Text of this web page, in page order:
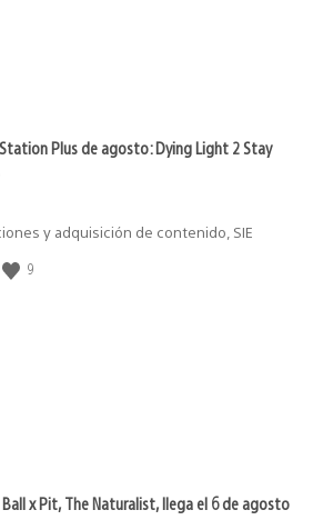
Plus de agosto: Dying Light 2 Stay
y adquisición de contenido, SIE
9
x Pit, The Naturalist, llega el 6 de agosto